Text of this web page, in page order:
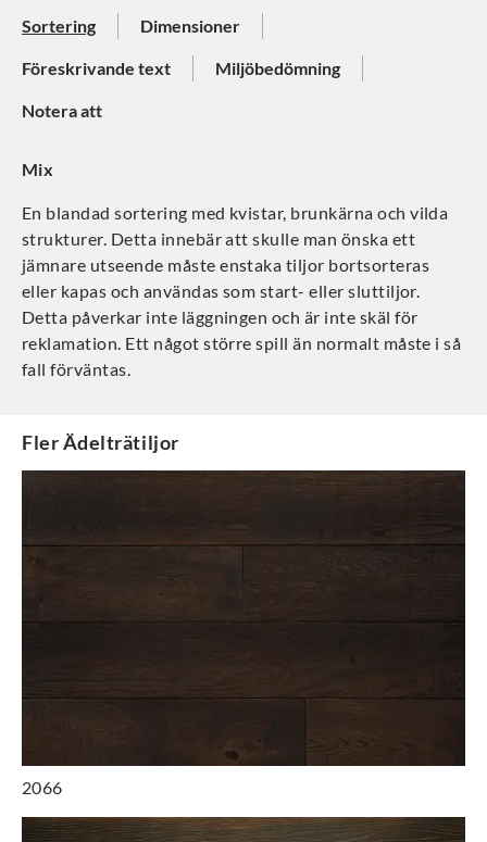
Sortering Dimensioner
Föreskrivande text Miljöbedömning
Notera att
Mix
En blandad sortering med kvistar, brunkärna och vilda
strukturer. Detta innebär att skulle man önska ett
jämnare utseende måste enstaka tiljor bortsorteras
eller kapas och användas som start- eller sluttiljor.
Detta påverkar inte läggningen och är inte skäl för
reklamation. Ett något större spill än normalt måste i så
fall förväntas.
FlerÄdelträtiljor
2066